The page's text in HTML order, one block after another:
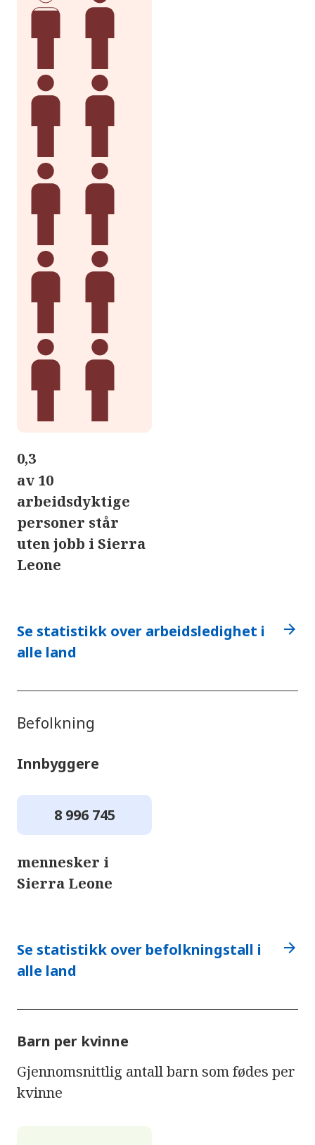
0,3
av 10
arbeidsdyktige
personer står
uten jobb i Sierra
Leone
Se statistikk over arbeidsledighet i
alle land
arrow_forward
Befolkning
Innbyggere
8 996 745
mennesker i
Sierra Leone
Se statistikk over befolkningstall i
alle land
arrow_forward
Barn per kvinne
Gjennomsnittlig antall barn som fødes per
kvinne